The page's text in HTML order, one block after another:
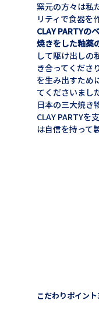
窯元の方々は私
リティで食器を
CLAY PARTYの
焼きをした釉薬
して駆け出しの
き合ってくださ
を生み出すため
てくださいまし
日本の三大焼き
CLAY PARTYを
は自信を持って
こだわりポイン